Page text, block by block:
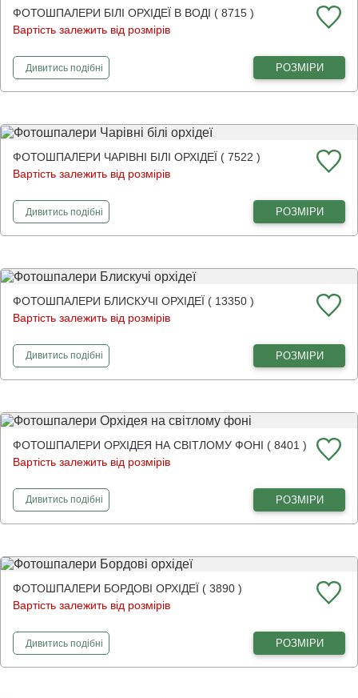
ФОТОШПАЛЕРИ БІЛІ ОРХІДЕЇ В ВОДІ ( 8715 )
Вартість залежить від розмірів
Дивитисьфотошпалери
подібні РОЗМІРИ
ФОТОШПАЛЕРИ ЧАРІВНІ БІЛІ ОРХІДЕЇ ( 7522 )
Вартість залежить від розмірів
Дивитисьфотошпалери
подібні РОЗМІРИ
ФОТОШПАЛЕРИ БЛИСКУЧІ ОРХІДЕЇ ( 13350 )
Вартість залежить від розмірів
Дивитисьфотошпалери
подібні РОЗМІРИ
ФОТОШПАЛЕРИ ОРХІДЕЯ НА СВІТЛОМУ ФОНІ ( 8401 )
Вартість залежить від розмірів
Дивитисьфотошпалери
подібні РОЗМІРИ
ФОТОШПАЛЕРИ БОРДОВІ ОРХІДЕЇ ( 3890 )
Вартість залежить від розмірів
Дивитисьфотошпалери
подібні РОЗМІРИ